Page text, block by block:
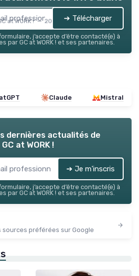
at WORK ! — 2026 ➔ Télécharger
j’accepte d’être contacté(e) à
par GC at WORK ! et ses partenaires.
Claude Mistral
dernières actualités de
GC at WORK !
➔ Je m'inscris
j’accepte d’être contacté(e) à
par GC at WORK ! et ses partenaires.
préférées sur Google